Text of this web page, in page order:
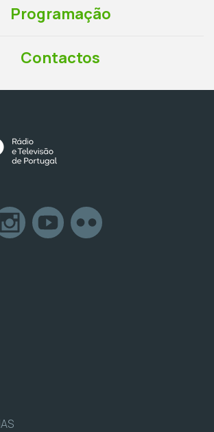
Programação
Contactos